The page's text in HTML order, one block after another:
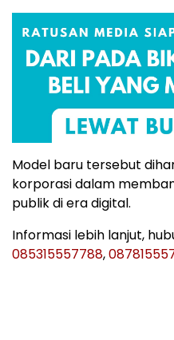
Model baru tersebut
korporasi dalam
publik di era digital.
Informasi lebih lanjut,
085315557788,